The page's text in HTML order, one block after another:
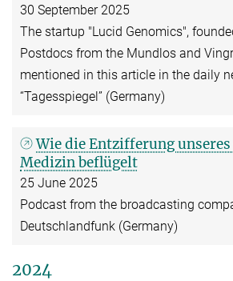
30 September 2025
The startup "Lucid Genomics",
Postdocs from the Mundlos and
mentioned in this article in the daily
“Tagesspiegel” (Germany)
Wie die Entzifferung unseres
Medizin beflügelt
25 June 2025
Podcast from the broadcasting
Deutschlandfunk (Germany)
2024